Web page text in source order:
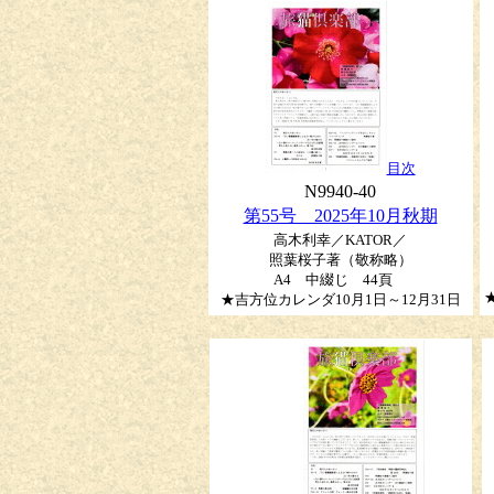
目次
N9940-40
第55号 2025年10月秋期
高木利幸／KATOR／
照葉桜子著（敬称略）
A4 中綴じ 44頁
★吉方位カレンダ10月1日～12月31日